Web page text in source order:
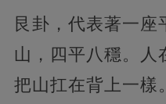
艮卦，代表著一座
山，四平八穩。人
把山扛在背上一樣